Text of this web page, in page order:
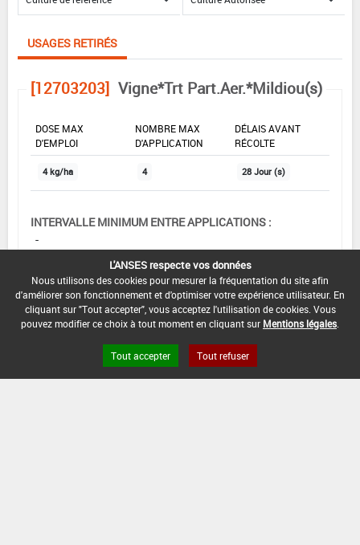
USAGES RETIRÉS
[12703203] Vigne*Trt Part.Aer.*Mildiou(s)
DOSE MAX
D'EMPLOI
NOMBRE MAX
D'APPLICATION
DÉLAIS AVANT
RÉCOLTE
4 kg/ha 4 28 Jour (s)
INTERVALLE MINIMUM ENTRE APPLICATIONS :
-
DATE DE RETRAIT DE L'USAGE :
31/12/2019
DATE DE FIN DE DISTRIBUTION :
DATE DE FIN D'UTILISATION :
31/12/2020
L'ANSES respecte vos données
Nous utilisons des cookies pour mesurer la fréquentation du site afin
d'améliorer son fonctionnement et d'optimiser votre expérience utilisateur. En
cliquant sur "Tout accepter", vous acceptez l'utilisation de cookies. Vous
pouvez modifier ce choix à tout moment en cliquant sur Mentions légales
Tout accepter Tout refuser